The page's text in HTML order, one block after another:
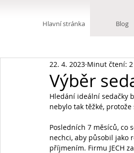
Hlavní stránka Blog
Výběr
22. 4. 2023 Minut čtení: 2
Hledání ideální sedačky
nebylo tak těžké,
Posledních 7 měsíců, co
nechci, aby působil jako
příjmením. Firmu JECH